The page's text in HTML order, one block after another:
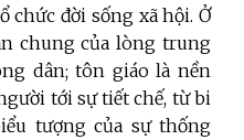
chức đời sống xã hội. Ở
chung của lòng trung
dân; tôn giáo là nền
tới sự tiết chế, từ bi
tượng của sự thống